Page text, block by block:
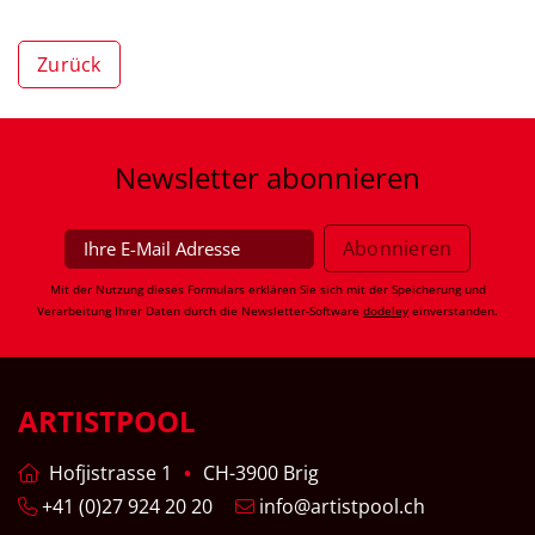
Zurück
Newsletter abonnieren
Mit der Nutzung dieses Formulars erklären Sie sich mit der Speicherung und
Verarbeitung Ihrer Daten durch die Newsletter-Software dodeley einverstanden.
ARTISTPOOL
Hofjistrasse 1
CH-3900 Brig
+41 (0)27 924 20 20
info@artistpool.ch